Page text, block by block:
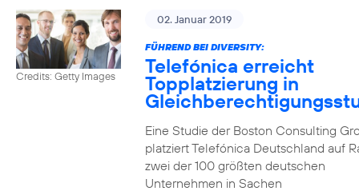
Credits: Getty Images
02. Januar 2019
FÜHREND BEI DIVERSITY:
Telefónica erreicht
Topplatzierung in
Eine Studie der Boston Consulting
platziert Telefónica Deutschland auf
zwei der 100 größten deutschen
Unternehmen in Sachen